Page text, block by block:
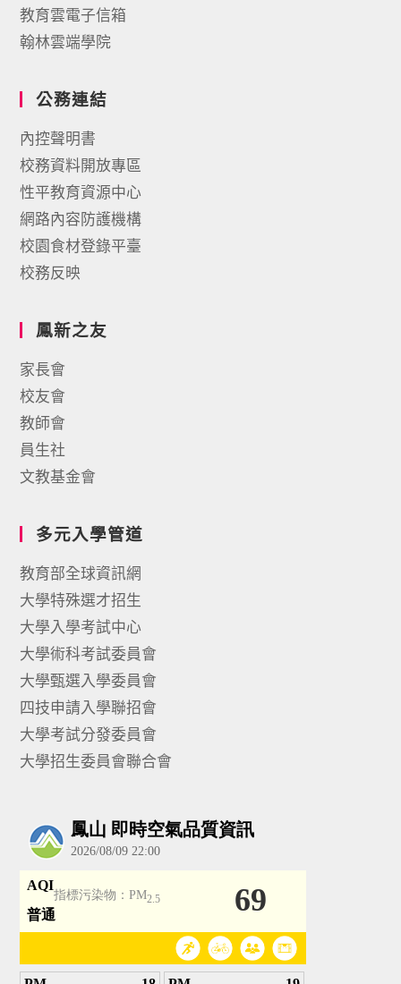
教育雲電子信箱
翰林雲端學院
公務連結
內控聲明書
校務資料開放專區
性平教育資源中心
網路內容防護機構
校園食材登錄平臺
校務反映
鳳新之友
家長會
校友會
教師會
員生社
文教基金會
多元入學管道
教育部全球資訊網
大學特殊選才招生
大學入學考試中心
大學術科考試委員會
大學甄選入學委員會
四技申請入學聯招會
大學考試分發委員會
大學招生委員會聯合會